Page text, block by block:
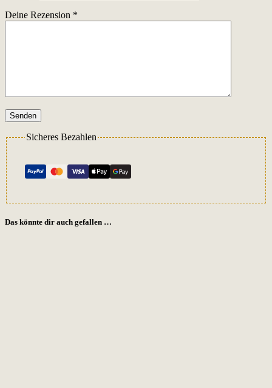
Deine Rezension *
Senden
Sicheres Bezahlen
Das könnte dir auch gefallen …